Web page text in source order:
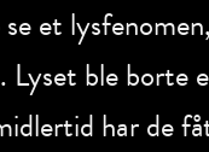
et
ble borte
har de